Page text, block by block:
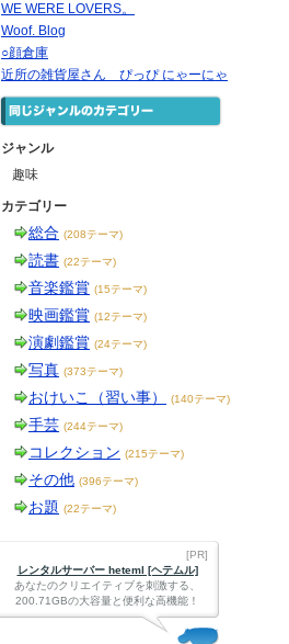
WE WERE LOVERS。
Woof. Blog
○顔倉庫
近所の雑貨屋さん ぴっぴ にゃーにゃ
ジャンル
趣味
カテゴリー
総合 (208テーマ)
読書 (22テーマ)
音楽鑑賞 (15テーマ)
映画鑑賞 (12テーマ)
演劇鑑賞 (24テーマ)
写真 (373テーマ)
おけいこ（習い事） (140テーマ)
手芸 (244テーマ)
コレクション (215テーマ)
その他 (396テーマ)
お題 (22テーマ)
[PR]
レンタルサーバー heteml [ヘテムル]
あなたのクリエイティブを刺激する、
200.71GBの大容量と便利な高機能！